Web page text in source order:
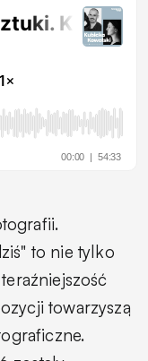
to nie tylko
towarzyszą